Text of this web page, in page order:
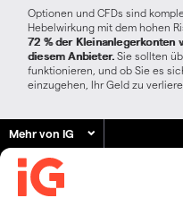
Optionen und CFDs sind
Hebelwirkung mit dem hohen
72 % der Kleinanlegerkonten
diesem Anbieter. Sie sollten
funktionieren, und ob Sie es
einzugehen, Ihr Geld zu
Mehr von IG